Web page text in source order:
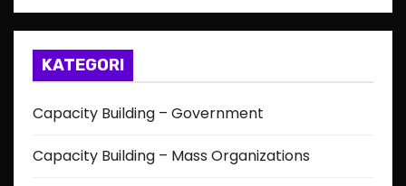
KATEGORI
Capacity Building – Government
Capacity Building – Mass Organizations